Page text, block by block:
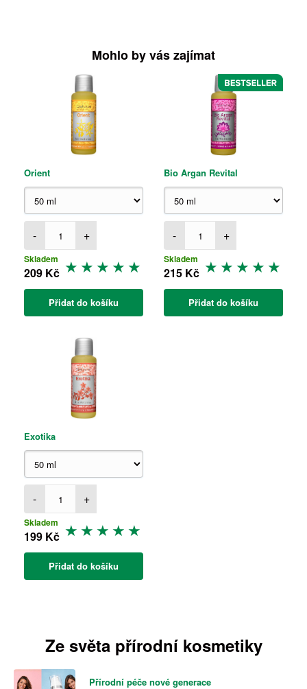
Mohlo by vás zajímat
Orient
- +
Skladem
209 Kč
Přidat do košíku
Bio Argan Revital
- +
Skladem
215 Kč
Přidat do košíku
Exotika
- +
Skladem
199 Kč
Přidat do košíku
Ze světa přírodní kosmetiky
Přírodní péče nové generace